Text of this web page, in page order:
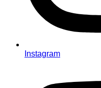
Instagram